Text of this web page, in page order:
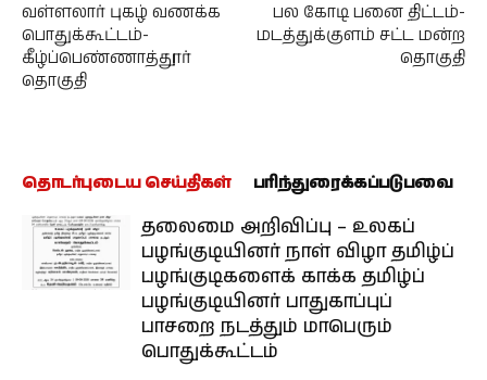
வள்ளலார் புகழ் வணக்க
பொதுக்கூட்டம்-
கீழ்ப்பெண்ணாத்தூர்
தொகுதி
பல கோடி பனை திட்டம்-
மடத்துக்குளம் சட்ட மன்ற
தொகுதி
தொடர்புடைய செய்திகள் பரிந்துரைக்கப்படுபவை
தலைமை அறிவிப்பு – உலகப்
பழங்குடியினர் நாள் விழா தமிழ்ப்
பழங்குடிகளைக் காக்க தமிழ்ப்
பழங்குடியினர் பாதுகாப்புப்
பாசறை நடத்தும் மாபெரும்
பொதுக்கூட்டம்